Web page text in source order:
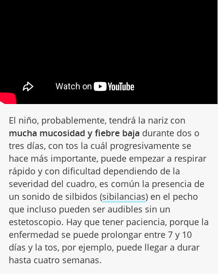
El niño, probablemente, tendrá la nariz con
mucha mucosidad y fiebre baja durante dos o
tres días, con tos la cuál progresivamente se
hace más importante, puede empezar a respirar
rápido y con dificultad dependiendo de la
severidad del cuadro, es común la presencia de
un sonido de silbidos (sibilancias) en el pecho
que incluso pueden ser audibles sin un
estetoscopio. Hay que tener paciencia, porque la
enfermedad se puede prolongar entre 7 y 10
días y la tos, por ejemplo, puede llegar a durar
hasta cuatro semanas.